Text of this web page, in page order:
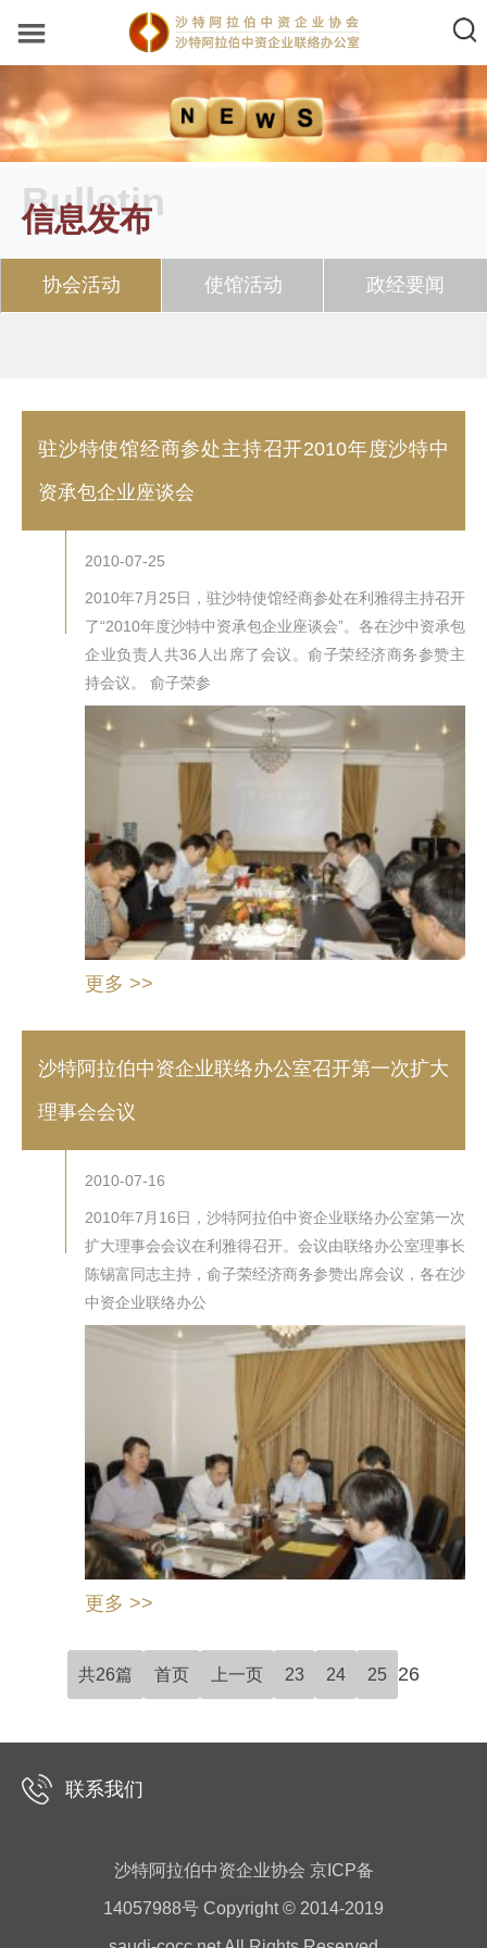
Bulletin
信息发布
协会活动 使馆活动 政经要闻
驻沙特使馆经商参处主持召开2010年度沙特中
资承包企业座谈会
2010-07-25
2010年7月25日，驻沙特使馆经商参处在利雅得主持召开
了“2010年度沙特中资承包企业座谈会”。各在沙中资承包
企业负责人共36人出席了会议。俞子荣经济商务参赞主
持会议。 俞子荣参
更多 >>
沙特阿拉伯中资企业联络办公室召开第一次扩大
理事会会议
2010-07-16
2010年7月16日，沙特阿拉伯中资企业联络办公室第一次
扩大理事会会议在利雅得召开。会议由联络办公室理事长
陈锡富同志主持，俞子荣经济商务参赞出席会议，各在沙
中资企业联络办公
更多 >>
共26篇 首页 上一页 23 24 25 26
联系我们
沙特阿拉伯中资企业协会 京ICP备
14057988号 Copyright © 2014-2019